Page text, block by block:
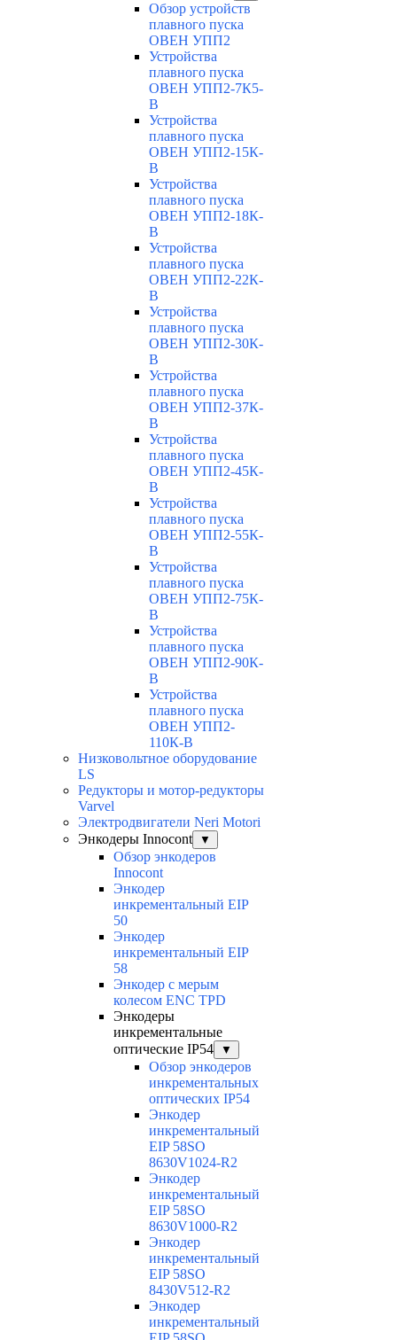
Обзор устройств
плавного пуска
ОВЕН УПП2
Устройства
плавного пуска
ОВЕН УПП2-7К5-
В
Устройства
плавного пуска
ОВЕН УПП2-15К-
В
Устройства
плавного пуска
ОВЕН УПП2-18К-
В
Устройства
плавного пуска
ОВЕН УПП2-22К-
В
Устройства
плавного пуска
ОВЕН УПП2-30К-
В
Устройства
плавного пуска
ОВЕН УПП2-37К-
В
Устройства
плавного пуска
ОВЕН УПП2-45К-
В
Устройства
плавного пуска
ОВЕН УПП2-55К-
В
Устройства
плавного пуска
ОВЕН УПП2-75К-
В
Устройства
плавного пуска
ОВЕН УПП2-90К-
В
Устройства
плавного пуска
ОВЕН УПП2-
110К-В
Низковольтное оборудование
LS
Редукторы и мотор-редукторы
Varvel
Электродвигатели Neri Motori
Энкодеры Innocont
▼
Обзор энкодеров
Innocont
Энкодер
инкрементальный EIP
50
Энкодер
инкрементальный EIP
58
Энкодер с мерым
колесом ENC TPD
Энкодеры
инкрементальные
оптические IP54
▼
Обзор энкодеров
инкрементальных
оптических IP54
Энкодер
инкрементальный
EIP 58SO
8630V1024-R2
Энкодер
инкрементальный
EIP 58SO
8630V1000-R2
Энкодер
инкрементальный
EIP 58SO
8430V512-R2
Энкодер
инкрементальный